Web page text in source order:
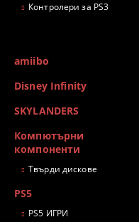
Контролери за PS3
amiibo
Disney Infinity
SKYLANDERS
Компютърни
компоненти
Твърди дискове
PS5
PS5 ИГРИ